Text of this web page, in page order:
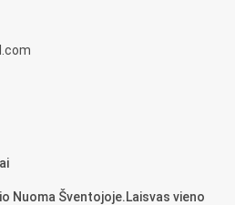
Nuoma Šventojoje.Laisvas vieno